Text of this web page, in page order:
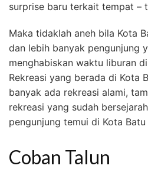
surprise baru terkait tempat –
Maka tidaklah aneh bila Kota
dan lebih banyak pengunjung
menghabiskan waktu liburan
Rekreasi yang berada di Kota
banyak ada rekreasi alami,
rekreasi yang sudah
pengunjung temui di Kota Batu
Coban Talun